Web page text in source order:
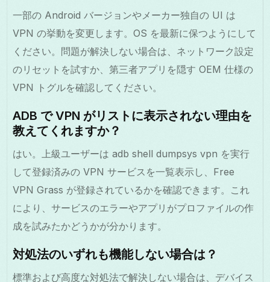
一部の Android バージョンやメーカー独自の UI は
VPN の挙動を変更します。OS を最新に保つようにして
ください。問題が解決しない場合は、ネットワーク設定
のリセットを試すか、第三者アプリを隠す OEM 仕様の
VPN トグルを確認してください。
ADB で VPN がリストに表示されない理由を
教えてくれますか？
はい。上級ユーザーは adb shell dumpsys vpn を実行
して登録済みの VPN サービスを一覧表示し、Free
VPN Grass が登録されているかを確認できます。これ
により、サービスのエラーやアプリがプロファイルの作
成を試みたかどうかが分かります。
対処法のいずれも機能しない場合は？
標準および高度な対処法で解決しない場合は、デバイス